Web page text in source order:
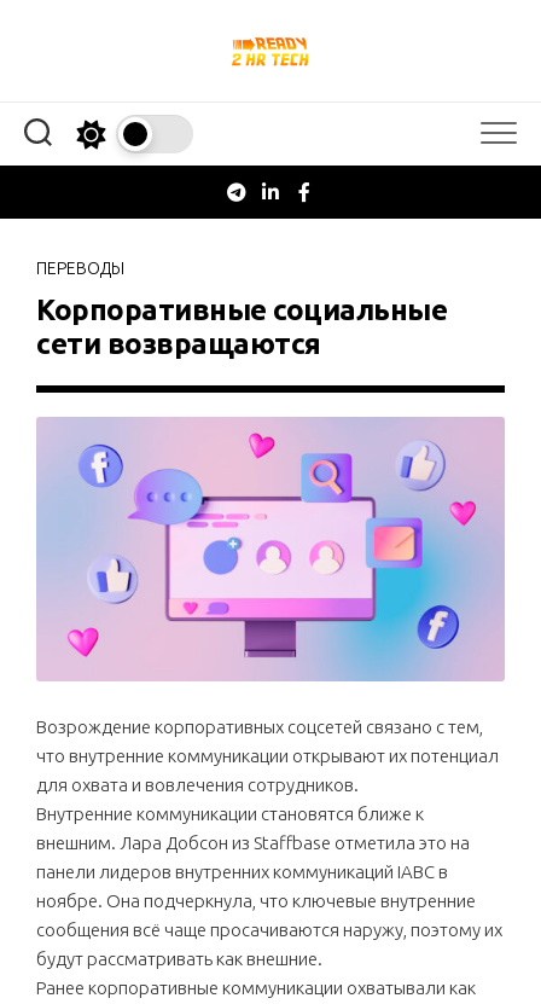
ПЕРЕВОДЫ
Корпоративные социальные
сети возвращаются
Возрождение корпоративных соцсетей связано с тем,
что внутренние коммуникации открывают их потенциал
для охвата и вовлечения сотрудников.
Внутренние коммуникации становятся ближе к
внешним. Лара Добсон из Staffbase отметила это на
панели лидеров внутренних коммуникаций IABC в
ноябре. Она подчеркнула, что ключевые внутренние
сообщения всё чаще просачиваются наружу, поэтому их
будут рассматривать как внешние.
Ранее корпоративные коммуникации охватывали как